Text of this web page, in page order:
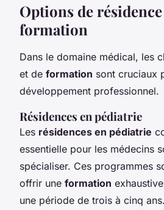
Options de
formation
Dans le domaine médical, les
et de formation sont cruciaux
développement professionnel.
Résidences en pédiatrie
Les résidences en pédiatrie
essentielle pour les médecins
spécialiser. Ces programmes
offrir une formation
une période de trois à cinq